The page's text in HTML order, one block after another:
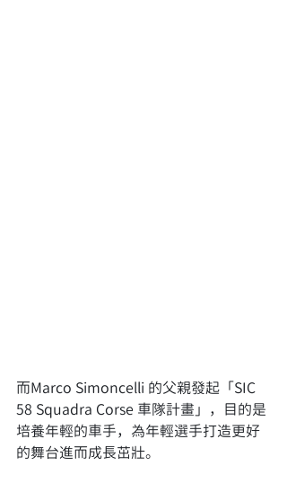
而Marco Simoncelli 的父親發起「SIC
58 Squadra Corse 車隊計畫」，目的是
培養年輕的車手，為年輕選手打造更好
的舞台進而成長茁壯。